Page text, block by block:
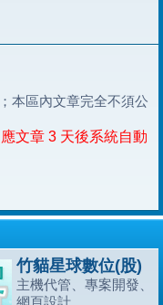
本區內文章完全不須公
文章 3 天後系統自動
竹貓星球數位(股)
主機代管、專案開發、
網頁設計